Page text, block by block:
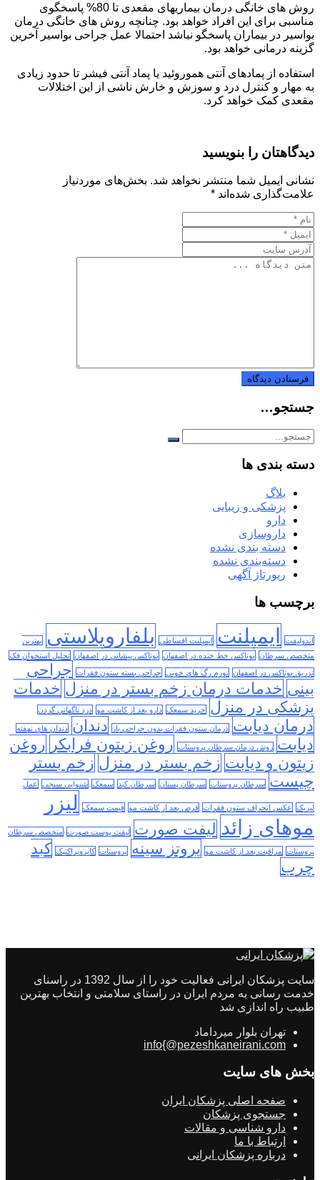
روش های خانگی درمان بیماریهای مقعدی تا 80% پاسخگوی
مناسبی برای این افراد خواهد بود. چنانچه روش های خانگی درمان
بواسیر در بیماران پاسخگو نباشد احتمالا عمل جراحی بواسیر آخرین
گزینه درمانی خواهد بود.
استفاده از پمادهای آنتی هموروئید یا پماد آنتی فیشر تا حدود زیادی
به مهار و کنترل درد و سوزش و خارش ناشی از این اختلالات
مقعدی کمک خواهد کرد.
دیدگاهتان را بنویسید
نشانی ایمیل شما منتشر نخواهد شد. بخش‌های موردنیاز
علامت‌گذاری شده‌اند *
جستجو…
دسته بندی ها
بلاگ
پزشکی و زیبایی
دارو
داروسازی
دسته بندی نشده
دسته‌بندی نشده
رپورتاژ آگهی
برچسب ها
اندولیفت ایمپلنت ایمپلنت اقساطی بلفاروپلاستی
بهترین
متخصص سرطان بوتاکس خط خنده در اصفهان بوتاکس پیشانی در اصفهان تحلیل استخوان فک
تزریق بوتاکس در اصفهان تورم رگ های خونی جراحی بسته ستون فقرات
جراحی
بینی خدمات درمان زخم بستر در منزل خدمات
پزشکی در منزل
خرید سمعک دارو بعد از کاشت مو درد ناگهانی گردن
درمان دیابت درمان ستون فقرات بدون جراحی باز دندان دندان های نهفته
دیابت روش درمان سرطان پروستات روغن زیتون فرابکر روغن
زیتون و دیابت زخم بستر در منزل زخم بستر
چیست سرطان پروستات سرطان پستان سرطان کبد سمعک شنوایی سنجی عمل
لیزیک عکس انحراف ستون فقرات قرص بعد از کاشت مو قیمت سمعک
لیزر
موهای زائد لیفت صورت لیفت پوست صورت متخصص سرطان
پروستات مراقبت بعد از کاشت مو پروتز سینه پروستات کایروپراکتیک کبد
چرب
سایت پزشکان ایرانی فعالیت خود را از سال 1392 در راسنای
خدمت رسانی به مردم ایران در راستای سلامتی و انتخاب بهترین
طبیب راه اندازی شد
تهران بلوار میرداماد
info{@pezeshkaneirani.com
بخش های سایت
صفحه اصلی پزشکان ایران
جستجوی پزشکان
دارو شناسی و مقالات
ارتباط با ما
درباره پزشکان ایرانی